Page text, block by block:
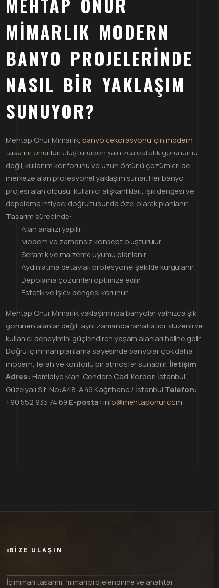
MIMARLIK MODERN
BANYO PROJELERINDE
NASIL BIR YAKLAŞIM
SUNUYOR?
Mehtap Onur Mimarlık, banyo dekorasyonu için modern
tasarım önerileri oluştururken yalnızca estetik görünümü
değil, kullanım konforunu ve uzun ömürlü çözümleri de
merkeze alan profesyonel yaklaşım sunar. Her banyo
projesi alan ölçüsü, kullanıcı alışkanlıkları, ışık dengesi ve
depolama ihtiyacı doğrultusunda özel olarak planlanır.
Tasarım sürecinde:
Alan analizi yapılır
Modern ve zamansız konsept oluşturulur
Seramik ve malzeme uyumu planlanır
Aydınlatma detayları profesyonel şekilde kurgulanır
Depolama çözümleri optimize edilir
Estetik ve işlev dengesi korunur
Mehtap Onur Mimarlık yaklaşımında banyolar yalnızca şık
görünen alanlar değil, aynı zamanda rahatlatıcı, düzenli ve
kullanıcı deneyimini güçlendiren yaşam alanları haline gelir.
Doğru iç mimari planlama sayesinde banyolar çok daha
modern, ferah ve konforlu bir atmosfer sunabilir. İletişim
Adres: Hamidiye Mah. Cendere Cad. Kordon İstanbul
Güzelyalı Sit. No:A48-A49 Kağıthane / İstanbul Telefon:
+90 552 935 74 69 E-posta: info@mehtaponur.com
BİZE ULAŞIN
İç mimari tasarım, mimari projelendirme ve anahtar